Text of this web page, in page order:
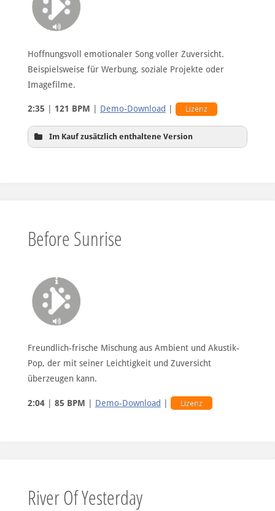
Hoffnungsvoll emotionaler Song voller Zuversicht.
Beispielsweise für Werbung, soziale Projekte oder
Imagefilme.
2:35 121 BPM Demo-Download Lizenz
Im Kauf zusätzlich enthaltene Version
Before Sunrise
Freundlich-frische Mischung aus Ambient und Akustik-
Pop, der mit seiner Leichtigkeit und Zuversicht
überzeugen kann.
2:04| 85 BPM | Demo-Download | Lizenz
River Of Yesterday